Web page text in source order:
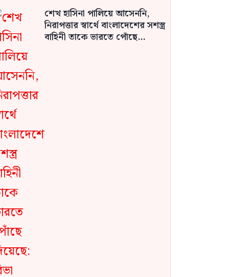
শেখ হাসিনা পালিয়ে আসেননি,
নিরাপত্তার স্বার্থে বাংলাদেশের সশস্ত্র
বাহিনী তাকে ভারতে পোঁছে